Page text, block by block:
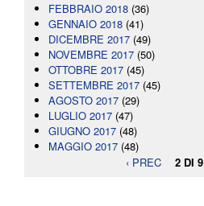
FEBBRAIO 2018 (36)
GENNAIO 2018 (41)
DICEMBRE 2017 (49)
NOVEMBRE 2017 (50)
OTTOBRE 2017 (45)
SETTEMBRE 2017 (45)
AGOSTO 2017 (29)
LUGLIO 2017 (47)
GIUGNO 2017 (48)
MAGGIO 2017 (48)
‹ PREC
2 DI 9